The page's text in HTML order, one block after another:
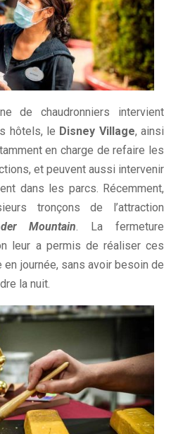
de chaudronniers intervient
hôtels, le Disney Village, ainsi
en charge de refaire les
et peuvent aussi intervenir
dans les parcs. Récemment,
tronçons de l’attraction
Mountain . La fermeture
leur a permis de réaliser ces
en journée, sans avoir besoin de
la nuit.